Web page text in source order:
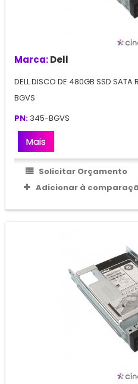
Marca:Dell
DELL DISCO DE 480GB SSD
BGVS
PN: 345-BGVS
Mais
Solicitar Orçamento
Adicionar à